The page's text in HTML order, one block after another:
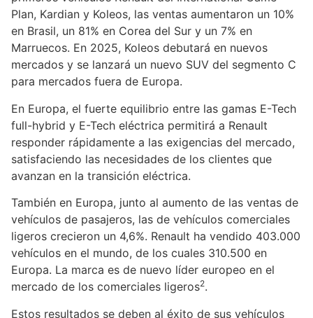
Plan, Kardian y Koleos, las ventas aumentaron un 10%
en Brasil, un 81% en Corea del Sur y un 7% en
Marruecos. En 2025, Koleos debutará en nuevos
mercados y se lanzará un nuevo SUV del segmento C
para mercados fuera de Europa.
En Europa, el fuerte equilibrio entre las gamas E-Tech
full-hybrid y E-Tech eléctrica permitirá a Renault
responder rápidamente a las exigencias del mercado,
satisfaciendo las necesidades de los clientes que
avanzan en la transición eléctrica.
También en Europa, junto al aumento de las ventas de
vehículos de pasajeros, las de vehículos comerciales
ligeros crecieron un 4,6%. Renault ha vendido 403.000
vehículos en el mundo, de los cuales 310.500 en
Europa. La marca es de nuevo líder europeo en el
mercado de los comerciales ligeros2.
Estos resultados se deben al éxito de sus vehículos